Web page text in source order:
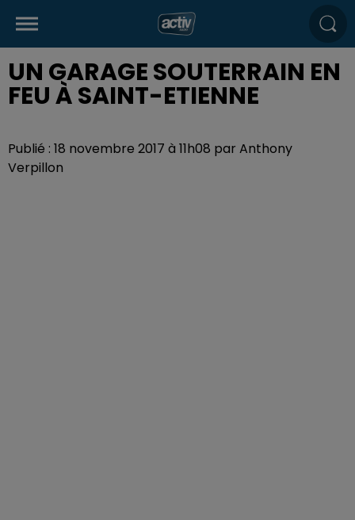
UN GARAGE SOUTERRAIN EN
FEU À SAINT-ETIENNE
Publié : 18 novembre 2017 à 11h08 par Anthony
Verpillon